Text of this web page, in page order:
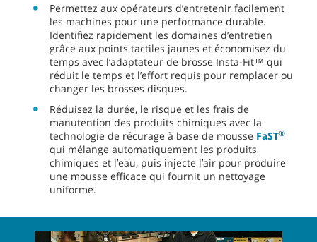
Permettez aux opérateurs d’entretenir facilement
les machines pour une performance durable.
Identifiez rapidement les domaines d’entretien
grâce aux points tactiles jaunes et économisez du
temps avec l’adaptateur de brosse Insta-Fit™ qui
réduit le temps et l’effort requis pour remplacer ou
changer les brosses disques.
Réduisez la durée, le risque et les frais de
manutention des produits chimiques avec la
technologie de récurage à base de mousse FaST®
qui mélange automatiquement les produits
chimiques et l’eau, puis injecte l’air pour produire
une mousse efficace qui fournit un nettoyage
uniforme.